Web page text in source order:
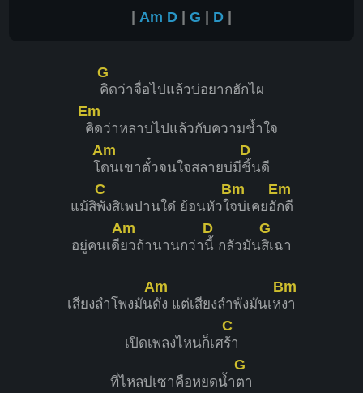
| Am D | G | D |
G
คิดว่าจื่อไปแล้วบ่อยากฮักไผ
Em
คิดว่าหลาบไปแล้วกับความช้ำใจ
โ
Am
ดนเขาตั๋วจนใจสลายบ่มี
D
ชิ้นดี
แม้สิ
C
พังสิเพปานใด๋ ย้อนหัวใ
Bm
จบ่เคยฮั
Em
กดี
อยู่คนเดี
Am
ยวถ้านานกว่า
D
นี้ กลัวมัน
G
สิเฉา
เสียงลำโพงมัน
Am
ดัง แต่เสียงลำพังมันเห
Bm
งา
เปิดเพลงไหนก็เศ
C
ร้า
ที่ไหลบ่เซาคือหยดน้ำ
G
ตา